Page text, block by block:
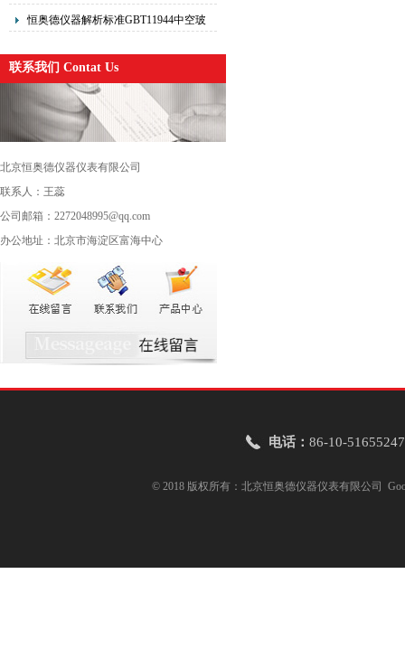
关键操作步骤
恒奥德仪器解析标准GBT11944中空玻
联系我们 Contat Us
北京恒奥德仪器仪表有限公司
联系人：王蕊
公司邮箱：2272048995@qq.com
办公地址：北京市海淀区富海中心
电话： 86-10-51655247
© 2018 版权所有：北京恒奥德仪器仪表有限公司